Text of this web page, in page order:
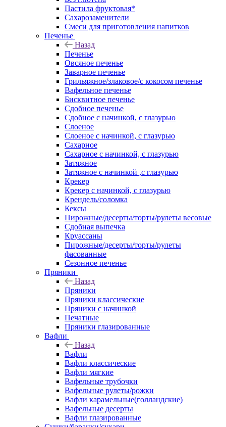
Пастила фруктовая*
Сахарозаменители
Смеси для приготовления напитков
Печенье
Назад
Печенье
Овсяное печенье
Заварное печенье
Грильяжное/злаковое/с кокосом печенье
Вафельное печенье
Бисквитное печенье
Сдобное печенье
Сдобное с начинкой, с глазурью
Слоеное
Слоеное с начинкой, с глазурью
Сахарное
Сахарное с начинкой, с глазурью
Затяжное
Затяжное с начинкой ,с глазурью
Крекер
Крекер с начинкой, с глазурью
Крендель/соломка
Кексы
Пирожные/десерты/торты/рулеты весовые
Сдобная выпечка
Круассаны
Пирожные/десерты/торты/рулеты
фасованные
Сезонное печенье
Пряники
Назад
Пряники
Пряники классические
Пряники с начинкой
Печатные
Пряники глазированные
Вафли
Назад
Вафли
Вафли классические
Вафли мягкие
Вафельные трубочки
Вафельные рулеты/рожки
Вафли карамельные(голландские)
Вафельные десерты
Вафли глазированные